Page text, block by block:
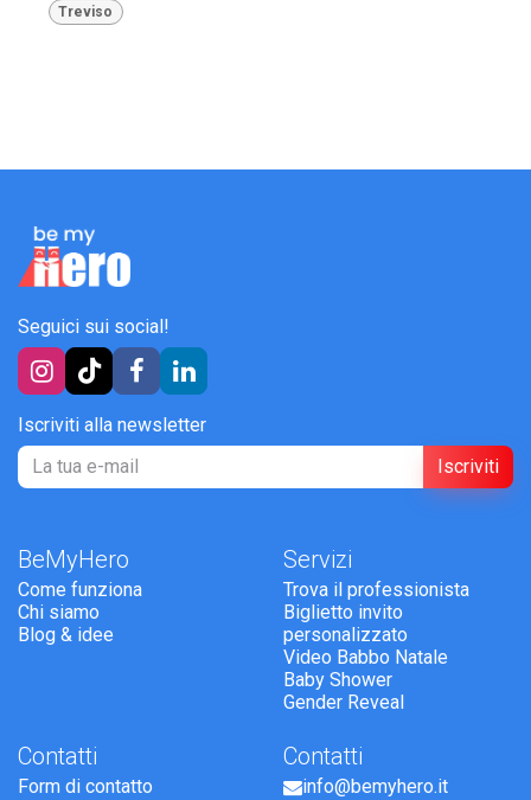
Treviso
Seguici sui social!
Iscriviti alla newsletter
Iscriviti
BeMyHero
Come funziona
Chi siamo
Blog & idee
Servizi
Trova il professionista
Biglietto invito
personalizzato
Video Babbo Natale
Baby Shower
Gender Reveal
Contatti
Form di contatto
Contatti
info@bemyhero.it